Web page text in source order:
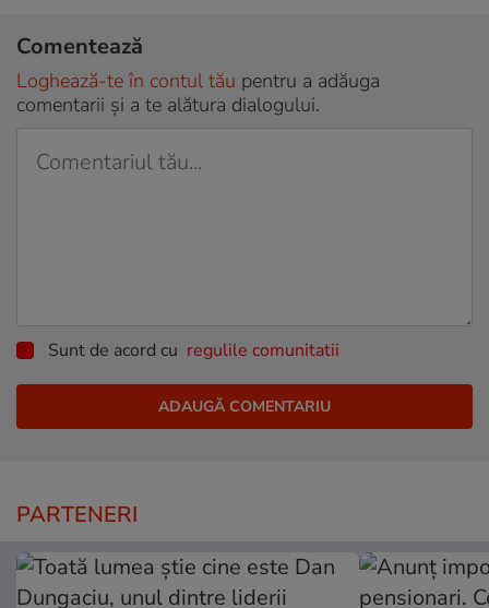
Comentează
Loghează-te în contul tău pentru a adăuga
comentarii și a te alătura dialogului.
Sunt de acord cu regulile comunitatii
PARTENERI